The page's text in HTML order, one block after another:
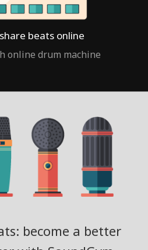
beats online
online drum machine
become a better